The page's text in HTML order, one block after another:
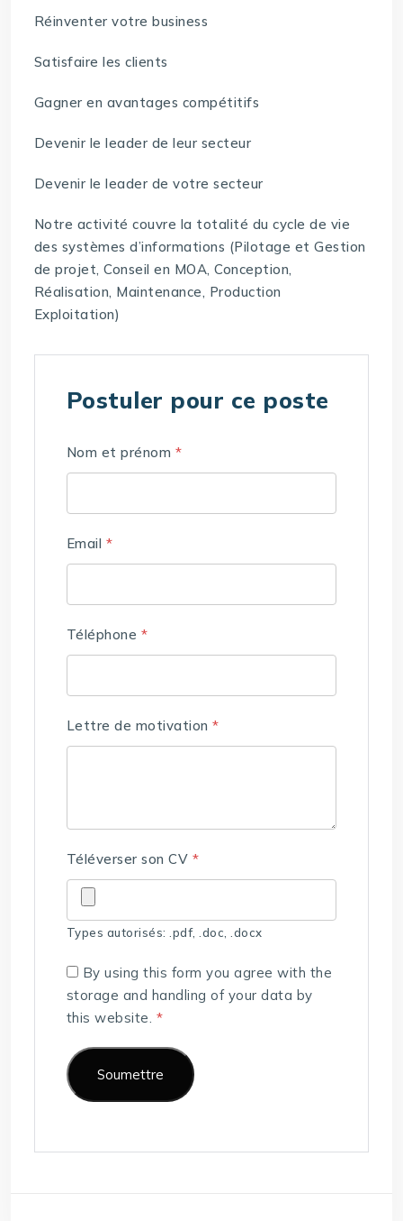
Réinventer votre business
Satisfaire les clients
Gagner en avantages compétitifs
Devenir le leader de leur secteur
Devenir le leader de votre secteur
Notre activité couvre la totalité du cycle de vie
des systèmes d’informations (Pilotage et Gestion
de projet, Conseil en MOA, Conception,
Réalisation, Maintenance, Production
Exploitation)
Postuler pour ce poste
Nom et prénom *
Email *
Téléphone *
Lettre de motivation*
Téléverser son CV *
Types autorisés: .pdf, .doc, .docx
By using this form you agree with the
storage and handling of your data by
this website. *